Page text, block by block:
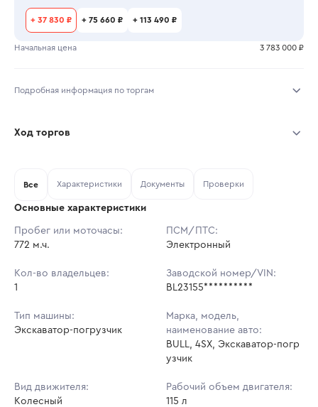
+ 37 830 ₽ + 75 660 ₽ + 113 490 ₽
Начальная цена 3 783 000 ₽
Подробная информация по торгам
Тип аукциона: Открытые торги
Шаг торгов: 37 830 ₽
Кол-во ставок:
Ход торгов
Ставок не найдено
в аукционах
Все Характеристики Документы Проверки
Основные характеристики
Пробег или моточасы:
772 м.ч.
ПСМ/ПТС:
Электронный
Кол-во владельцев:
1
Заводской номер/VIN:
BL23155**********
Тип машины:
Экскаватор-погрузчик
Марка, модель,
наименование авто:
BULL, 4SX, Экскаватор-погр
узчик
Вид движителя:
Колесный
Рабочий объем двигателя:
115 л